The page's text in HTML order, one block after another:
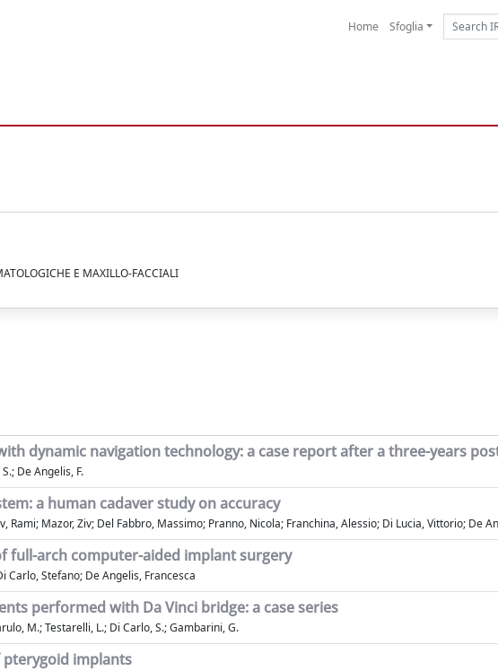
Home Sfoglia
E MAXILLO-FACCIALI
dynamic navigation technology: a case report after a three-years
De Angelis, F.
a human cadaver study on accuracy
Mazor, Ziv; Del Fabbro, Massimo; Pranno, Nicola; Franchina, Alessio; Di Lucia, Vittorio; De
full-arch computer-aided implant surgery
Carlo, Stefano; De Angelis, Francesca
performed with Da Vinci bridge: a case series
M.; Testarelli, L.; Di Carlo, S.; Gambarini, G.
pterygoid implants